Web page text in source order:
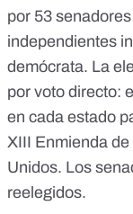
por 53
independientes
demócrata. La
por voto directo:
en cada estado
XIII Enmienda
Unidos. Los
reelegidos.